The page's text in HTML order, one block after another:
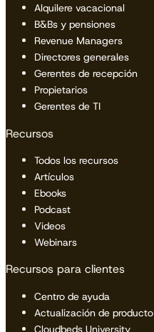
Alquilere vacacional
B&Bs y pensiones
Revenue Managers
Directores generales
Gerentes de recepción
Propietarios
Gerentes de TI
Recursos
Todos los recursos
Artículos
Ebooks
Podcast
Videos
Webinars
Recursos para clientes
Centro de ayuda
Actualización de producto
Cloudbeds University